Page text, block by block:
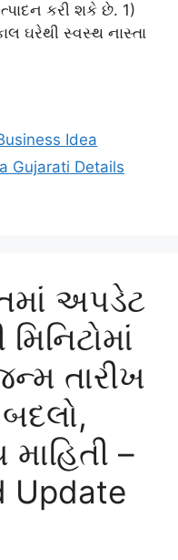
કરી શકે છે. 1)
ઘરેથી સ્વસ્થ નાસ્તા
Idea
Gujarati Details
અપડેટ
તારીખ
–
Update